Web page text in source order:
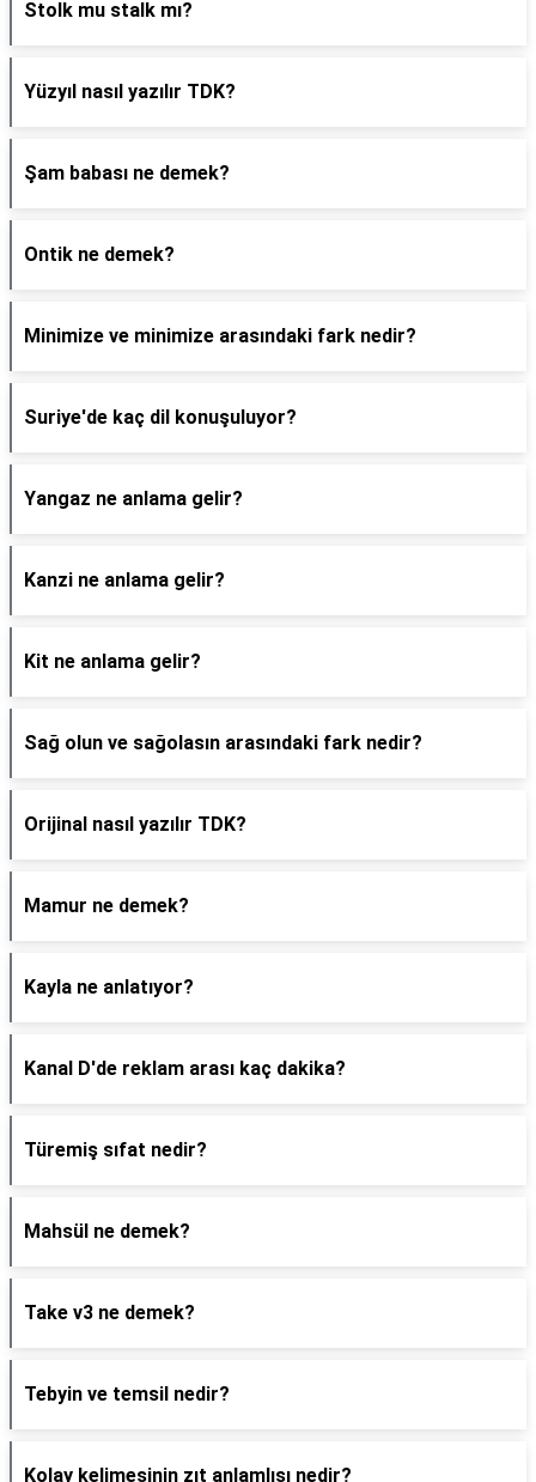
Stolk mu stalk mı?
Yüzyıl nasıl yazılır TDK?
Şam babası ne demek?
Ontik ne demek?
Minimize ve minimize arasındaki fark nedir?
Suriye'de kaç dil konuşuluyor?
Yangaz ne anlama gelir?
Kanzi ne anlama gelir?
Kit ne anlama gelir?
Sağ olun ve sağolasın arasındaki fark nedir?
Orijinal nasıl yazılır TDK?
Mamur ne demek?
Kayla ne anlatıyor?
Kanal D'de reklam arası kaç dakika?
Türemiş sıfat nedir?
Mahsül ne demek?
Take v3 ne demek?
Tebyin ve temsil nedir?
Kolay kelimesinin zıt anlamlısı nedir?